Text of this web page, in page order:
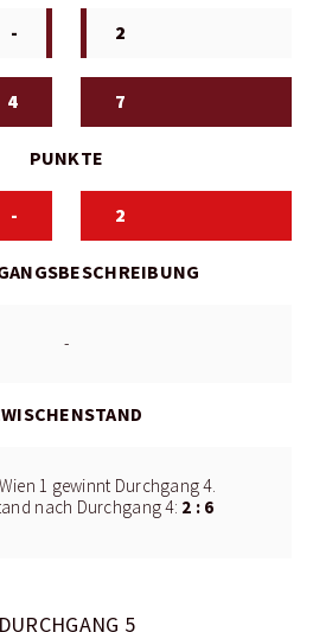
- 2
4 7
PUNKTE
- 2
-
1 gewinnt Durchgang 4.
nach Durchgang 4: 2 : 6
DURCHGANG 5